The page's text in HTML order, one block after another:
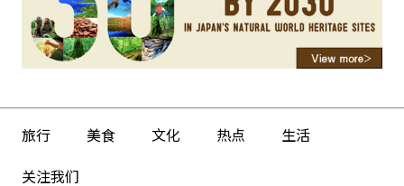
旅行 美食 文化 热点
生活
关注我们